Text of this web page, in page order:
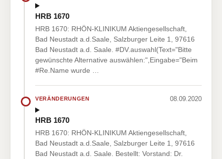
HRB 1670
HRB 1670: RHÖN-KLINIKUM Aktiengesellschaft,
Bad Neustadt a.d.Saale, Salzburger Leite 1, 97616
Bad Neustadt a.d. Saale. #DV.auswahl(Text="Bitte
gewünschte Alternative auswählen:",Eingabe="Beim
#Re.Name wurde …
VERÄNDERUNGEN 08.09.2020
HRB 1670
HRB 1670: RHÖN-KLINIKUM Aktiengesellschaft,
Bad Neustadt a.d.Saale, Salzburger Leite 1, 97616
Bad Neustadt a.d. Saale. Bestellt: Vorstand: Dr.